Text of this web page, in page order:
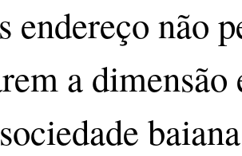
endereço não
a